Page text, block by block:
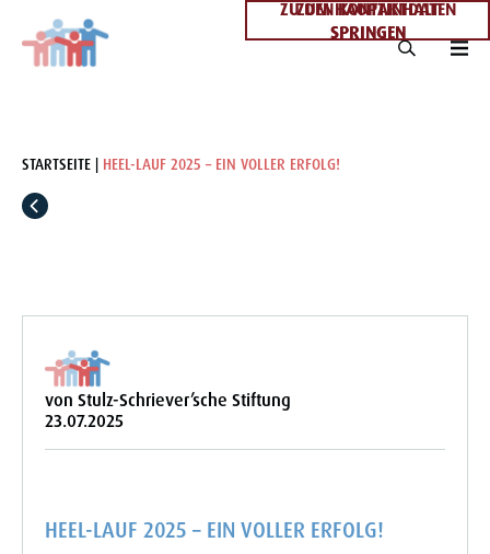
ZUM HAUPTINHALT
SPRINGEN
ZU DEN KONTAKTDATEN
SPRINGEN
STARTSEITE HEEL-LAUF 2025 – EIN VOLLER ERFOLG!
von Stulz-Schriever’sche Stiftung
23.07.2025
HEEL-LAUF 2025 – EIN VOLLER ERFOLG!